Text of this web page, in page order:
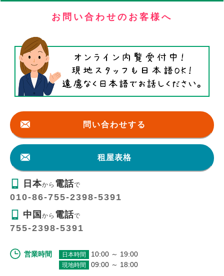
お問い合わせのお客様へ
問い合わせする
租屋表格
日本から 電話で
010-86-755-2398-5391
中国から 電話で
755-2398-5391
営業時間 日本時間 10:00 ～ 19:00
現地時間 09:00 ～ 18:00